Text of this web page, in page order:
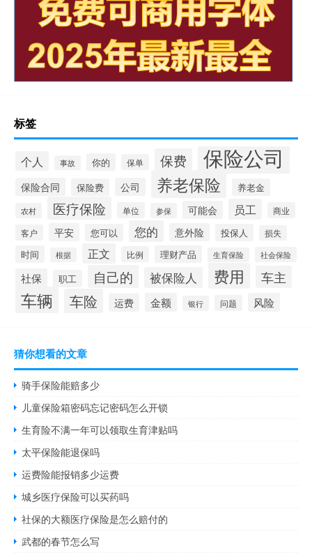
标签
个人 事故 你的 保单 保费 保险公司
保险合同 保险费 公司 养老保险 养老金
农村 医疗保险 单位 参保 可能会 员工
商业
客户
平安 您可以 您的 意外险 投保人 损失
时间 根据 正文 比例 理财产品 生育保险 社会保险
社保 职工 自己的 被保险人 费用 车主
车辆 车险 运费 金额 银行 问题 风险
猜你想看的文章
骑手保险能赔多少
儿童保险箱密码忘记密码怎么开锁
生育险不满一年可以领取生育津贴吗
太平保险能退保吗
运费险能报销多少运费
城乡医疗保险可以买药吗
社保的大额医疗保险是怎么赔付的
武都的春节怎么写